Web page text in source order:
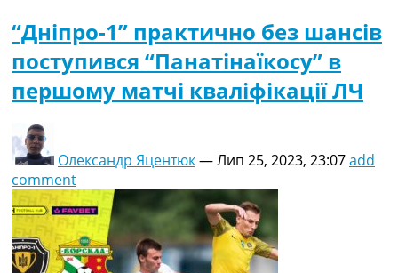
“Дніпро-1” практично без шансів
поступився “Панатінаїкосу” в
першому матчі кваліфікації ЛЧ
Олександр Яцентюк—Лип 25, 2023, 23:07add
comment